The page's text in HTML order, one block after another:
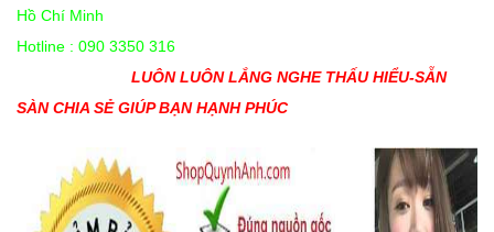
Hồ Chí Minh
Hotline : 090 3350 316
LUÔN LUÔN LẮNG NGHE THẤU HIỂU-SẴN
SÀN CHIA SẺ GIÚP BẠN HẠNH PHÚC